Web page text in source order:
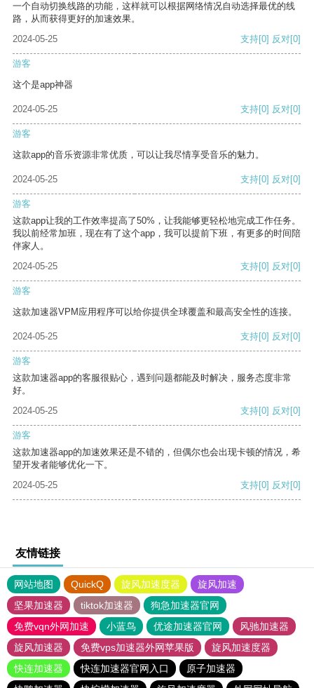
一个自动切换线路的功能，这样就可以根据网络情况自动选择最优的线
路，从而获得更好的加速效果。
2024-05-25
支持[0] 反对[0]
游客
这个是app神器
2024-05-25 支持[0] 反对[0]
游客
这款app的音乐资源非常优质，可以让我尽情享受音乐的魅力。
2024-05-25 支持[0] 反对[0]
游客
这款app让我的工作效率提高了50%，让我能够更轻松地完成工作任务。
我以前经常加班，现在有了这个app，我可以提前下班，有更多的时间陪
伴家人。
2024-05-25
支持[0] 反对[0]
游客
这款加速器VPM应用程序可以给你提供全球覆盖和最高安全性的连接。
2024-05-25 支持[0] 反对[0]
游客
这款加速器app的客服很贴心，遇到问题都能及时解决，服务态度非常
好。
2024-05-25
支持[0] 反对[0]
游客
这款加速器app的加速效果还是不错的，但偶尔也会出现卡顿的情况，希
望开发者能够优化一下。
2024-05-25
支持[0] 反对[0]
友情链接
网站地图 QuickQ 旋风加速度器
旋风加速
坚果加速器
tiktok加速器
狗急加速器官网
免费vqn外网加速
小蓝鸟 优途加速器官网
风驰加速器
旋风加速器
免费vps加速器外网苹果版
旋风加速度器
快连加速器
快连加速器官网入口
原子加速器